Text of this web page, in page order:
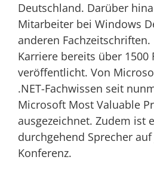
Deutschland. Darüber
Mitarbeiter bei Windows
anderen
Karriere bereits über 1500
veröffentlicht. Von
.NET-Fachwissen seit
Microsoft Most Valuable
ausgezeichnet. Zudem ist
durchgehend Sprecher auf
Konferenz.